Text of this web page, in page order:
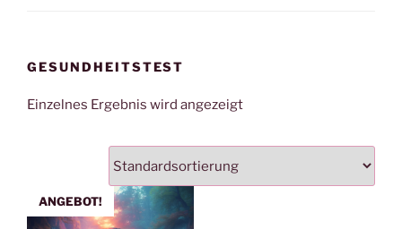
GESUNDHEITSTEST
Einzelnes Ergebnis wird angezeigt
ANGEBOT!